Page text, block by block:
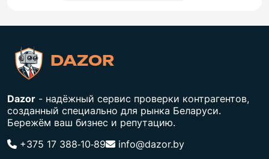
DAZOR
Dazor - надёжный сервис проверки контрагентов,
созданный специально для рынка Беларуси.
Бережём ваш бизнес и репутацию.
+375 17 388‑10‑89
info@dazor.by